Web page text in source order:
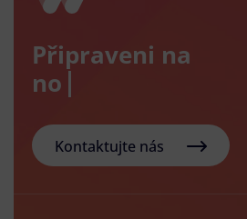
Připraveni na
nový e-
Kontaktujte nás